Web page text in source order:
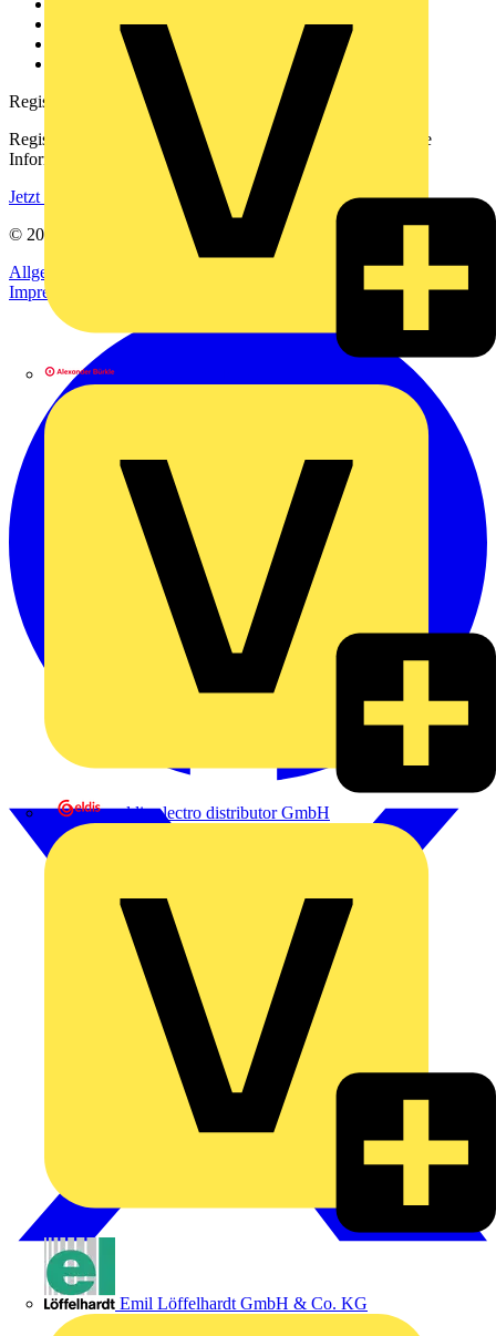
eldis electro distributor GmbH
Emil Löffelhardt GmbH & Co. KG
Downloadbereich (PDFs)
Häufig gestellte Fragen
voltimum.com
Registrierung
Registrieren Sie sich kostenlos und erhalten Sie stets aktuelle
Informationen aus der Elektroindustrie.
Jetzt registrieren
© 2002-
Allgemeine Geschäftsbedingungen
Datenschutzerklärung
Impressum